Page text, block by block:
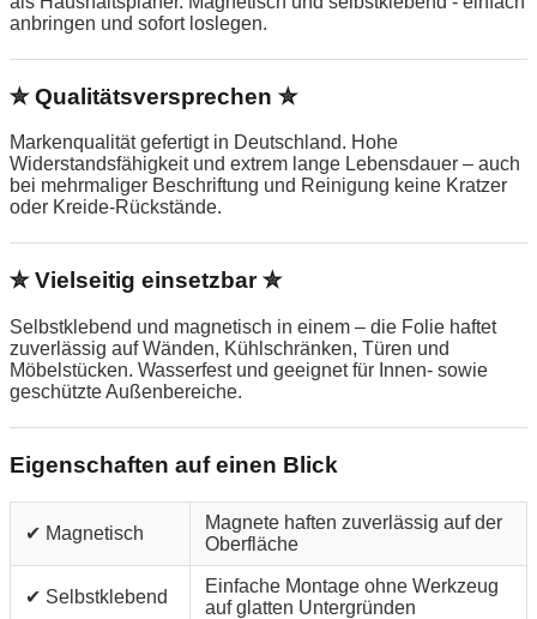
anbringen und sofort loslegen.
✮ Qualitätsversprechen ✮
Markenqualität gefertigt in Deutschland. Hohe
Widerstandsfähigkeit und extrem lange Lebensdauer – auch
bei mehrmaliger Beschriftung und Reinigung keine Kratzer
oder Kreide-Rückstände.
✮ Vielseitig einsetzbar ✮
Selbstklebend und magnetisch in einem – die Folie haftet
zuverlässig auf Wänden, Kühlschränken, Türen und
Möbelstücken. Wasserfest und geeignet für Innen- sowie
geschützte Außenbereiche.
Eigenschaften auf einen Blick
✔ Magnetisch
Magnete haften zuverlässig auf der
Oberfläche
✔ Selbstklebend
Einfache Montage ohne Werkzeug
auf glatten Untergründen